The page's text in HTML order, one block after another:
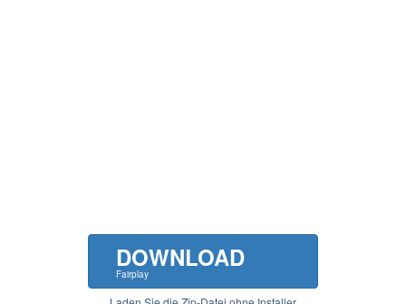
DOWNLOAD
Fairplay